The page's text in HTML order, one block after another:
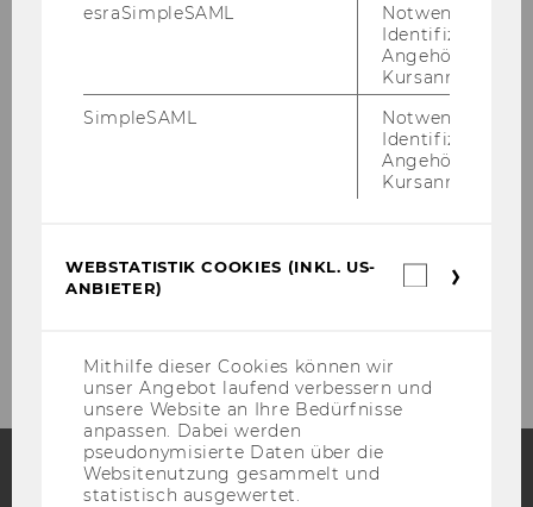
Işın ACUN
Alicja GRZADZIEL
Department of Marketing
esraSimpleSAML
Notwendig zur
Identifizierung
Angehörige/r für
Kursanmeldung.
SimpleSAML
Notwendig zur
Identifizierung
Angehörige/r für
Kursanmeldung.
WEBSTATISTIK COOKIES (INKL. US-
ANBIETER)
Mithilfe dieser Cookies können wir
unser Angebot laufend verbessern und
unsere Website an Ihre Bedürfnisse
anpassen. Dabei werden
pseudonymisierte Daten über die
Websitenutzung gesammelt und
statistisch ausgewertet.